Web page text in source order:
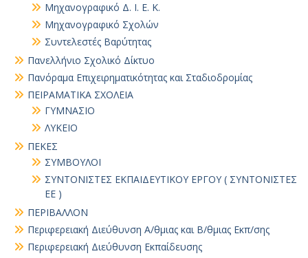
Μηχανογραφικό Δ. Ι. Ε. Κ.
Μηχανογραφικό Σχολών
Συντελεστές Βαρύτητας
Πανελλήνιο Σχολικό Δίκτυο
Πανόραμα Επιχειρηματικότητας και Σταδιοδρομίας
ΠΕΙΡΑΜΑΤΙΚΑ ΣΧΟΛΕΙΑ
ΓΥΜΝΑΣΙΟ
ΛΥΚΕΙΟ
ΠΕΚΕΣ
ΣΥΜΒΟΥΛΟΙ
ΣΥΝΤΟΝΙΣΤΕΣ ΕΚΠΑΙΔΕΥΤΙΚΟΥ ΕΡΓΟΥ ( ΣΥΝΤΟΝΙΣΤΕΣ
ΕΕ )
ΠΕΡΙΒΑΛΛΟΝ
Περιφερειακή Διεύθυνση Α/θμιας και Β/θμιας Εκπ/σης
Περιφερειακή Διεύθυνση Εκπαίδευσης